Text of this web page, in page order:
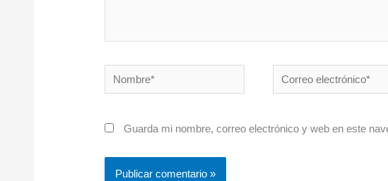
Nombre*
Correo
electrónico*
Guarda mi nombre, correo electrónico y web en este